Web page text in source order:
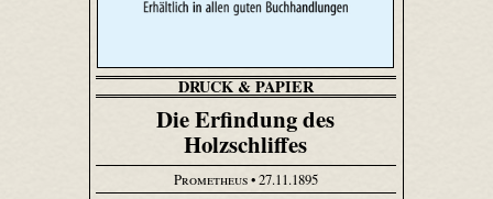
DRUCK & PAPIER
Die Erfindung des
Holzschliffes
Prometheus• 27.11.1895